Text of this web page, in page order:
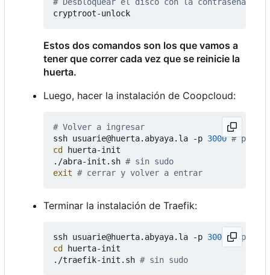
Estos dos comandos son los que vamos a
tener que correr cada vez que se reinicie la
huerta.
Luego, hacer la instalación de Coopcloud:
# Volver a ingresar
ssh usuarie@huerta.abyaya.la -p 3000 #
cd
huerta-init
./abra-init.sh # sin sudo
exit # cerrar y volver a entrar
Terminar la instalación de Traefik:
ssh usuarie@huerta.abyaya.la -p 3000
#
cd
huerta-init
./traefik-init.sh # sin sudo